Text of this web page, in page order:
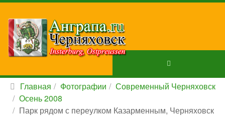
Главная Фотографии
Современный Черняховск
Осень 2008
Парк рядом с переулком Казарменным, Черняховск